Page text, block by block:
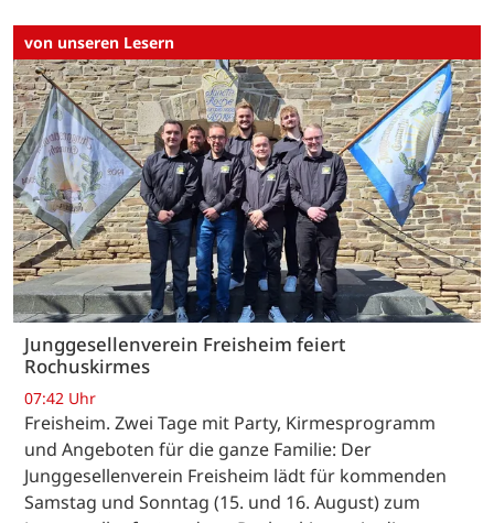
von unseren Lesern
Junggesellenverein Freisheim feiert
Rochuskirmes
07:42 Uhr
Freisheim. Zwei Tage mit Party, Kirmesprogramm
und Angeboten für die ganze Familie: Der
Junggesellenverein Freisheim lädt für kommenden
Samstag und Sonntag (15. und 16. August) zum